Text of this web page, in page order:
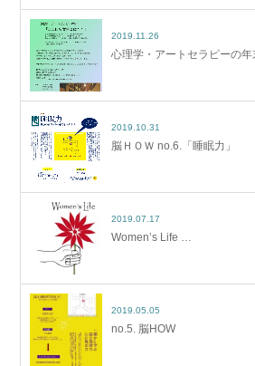
2019.11.26
心理学・アートセラピーの
2019.10.31
脳ＨＯＷ no.6.「睡眠力」
2019.07.17
Women’s Life …
2019.05.05
no.5. 脳HOW